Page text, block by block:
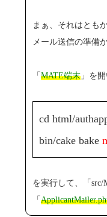
まぁ、それはとも
メール送信の準備
「MATE端末 」を
cd html/
bin/cake bake
を実行して、「src/
「